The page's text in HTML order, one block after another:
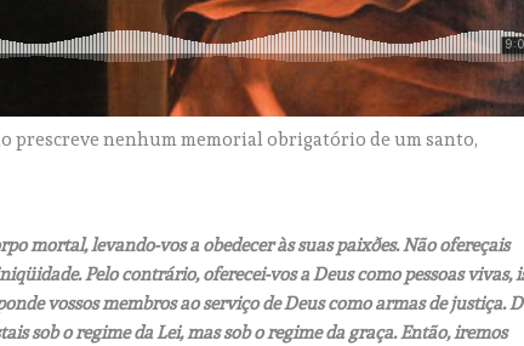
prescreve nenhum memorial obrigatório de um santo,
mortal, levando-vos a obedecer às suas paixðes. Não ofereçais
Pelo contrário, oferecei-vos a Deus como pessoas vivas,
vossos membros ao serviço de Deus como armas de justiça.
sob o regime da Lei, mas sob o regime da graça. Então, iremos